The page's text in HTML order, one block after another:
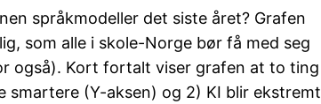
språkmodeller det siste året? Grafen
som alle i skole-Norge bør få med seg
også). Kort fortalt viser grafen at to ting
smartere (Y-aksen) og 2) KI blir ekstremt